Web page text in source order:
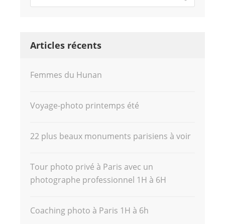
Articles récents
Femmes du Hunan
Voyage-photo printemps été
22 plus beaux monuments parisiens à voir
Tour photo privé à Paris avec un
photographe professionnel 1H à 6H
Coaching photo à Paris 1H à 6h